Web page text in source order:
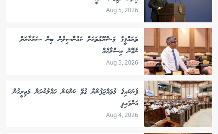
Aug 5, 2026
ތަރައްޤީގެ މަޝްރޫޢުތަކަށް ކައުންސިލުން ބިން ސަރުކާރަށް
ނެގޭނެ އިސްލާހެއް
Aug 5, 2026
ފެނަކައިގެ މުވައްޒަފުންނާ ގުޅޭ ކަންކަން ހައްލުކުރަން މަޖިލީހުން
އަންގައިފި
Aug 4, 2026